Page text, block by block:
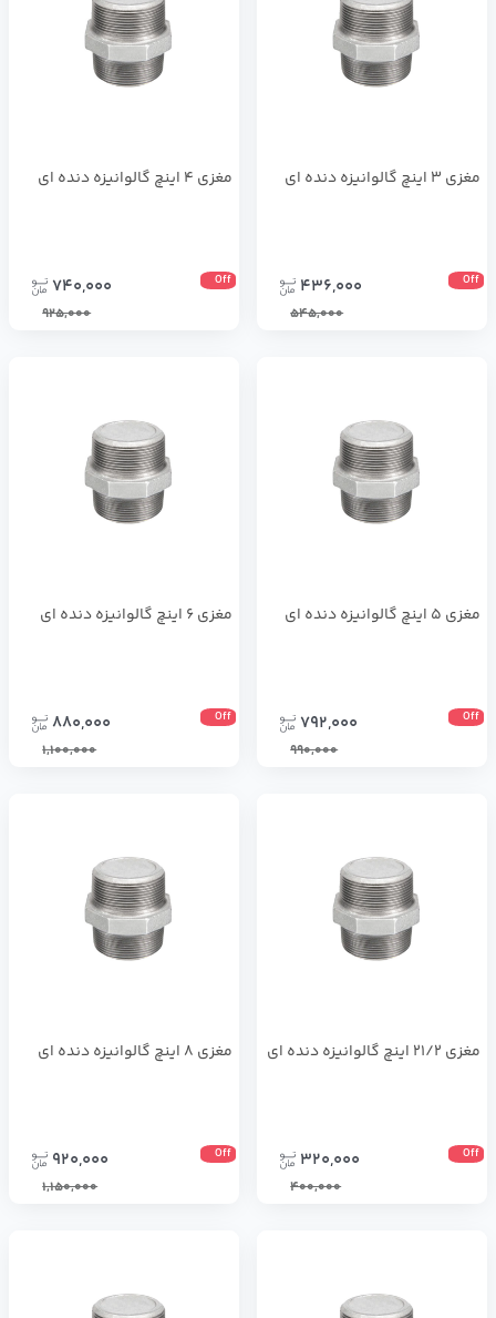
مغزی 3 اینچ گالوانیزه دنده ای
Off
436,000
545,000
مغزی 4 اینچ گالوانیزه دنده ای
Off
740,000
925,000
مغزی 5 اینچ گالوانیزه دنده ای
Off
792,000
990,000
مغزی 6 اینچ گالوانیزه دنده ای
Off
880,000
1,100,000
مغزی 21/2 اینچ گالوانیزه دنده ای
Off
320,000
400,000
مغزی 8 اینچ گالوانیزه دنده ای
Off
920,000
1,150,000